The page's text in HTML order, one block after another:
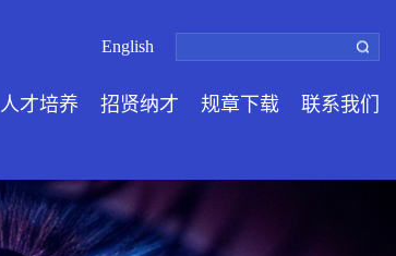
English
人才培养 招贤纳才 规章下载 联系我们